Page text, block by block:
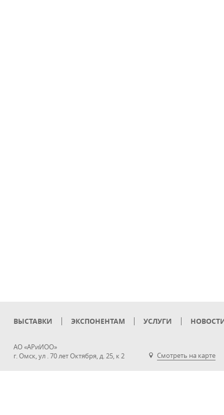
ВЫСТАВКИ ЭКСПОНЕНТАМ УСЛУГИ
АО «АРиИОО»
г. Омск, ул . 70 лет Октября, д. 25, к 2
Смотреть на карте